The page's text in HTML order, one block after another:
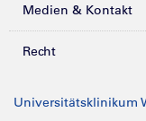
Kliniken & Zentren
Forschung
Medien & Kontakt
Presse
Recht
Universitätsklinikum